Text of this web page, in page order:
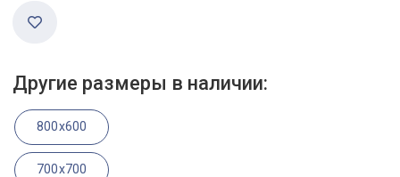
Другие размеры в наличии:
800x600
700x700